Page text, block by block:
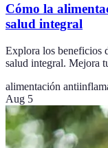
Cómo la
salud integral
Explora los beneficios
salud integral. Mejora
alimentación
Aug 5